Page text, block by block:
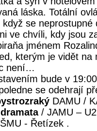
láska. Totální
když se neprostupné
ve chvíli, kdy jsou
jménem
kterým je vidět na
není…
bude v
se odehrají
DAMU /
/ JAMU –
- Řetízek .